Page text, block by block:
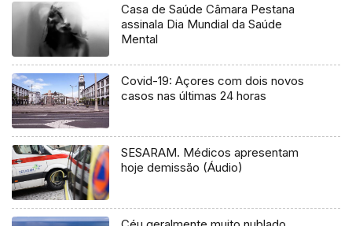
Casa de Saúde Câmara Pestana
assinala Dia Mundial da Saúde
Mental
Covid-19: Açores com dois novos
casos nas últimas 24 horas
SESARAM. Médicos apresentam
hoje demissão (Áudio)